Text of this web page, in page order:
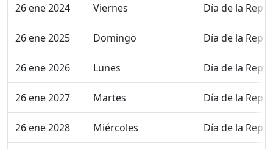
26 ene 2024 Viernes Día de la
26 ene 2025 Domingo Día de la
26 ene 2026 Lunes Día de la
26 ene 2027 Martes Día de la
26 ene 2028 Miércoles Día de la